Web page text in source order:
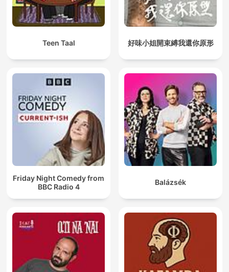
Teen Taal 好味小姐開束縛我還你原形
Friday Night Comedy from
BBC Radio 4
Balázsék